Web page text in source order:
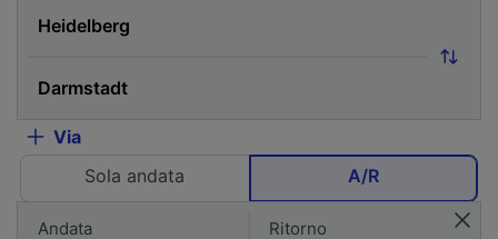
Via
Sola andata
A/R
Andata Ritorno